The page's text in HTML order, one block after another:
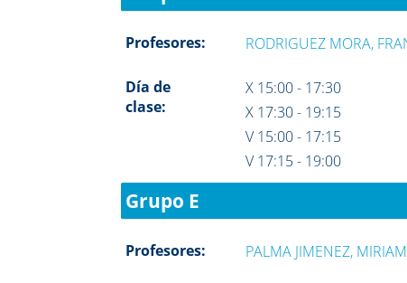
Profesores: RODRIGUEZ MORA,
Día de
clase:
X 15:00 - 17:30
X 17:30 - 19:15
V 15:00 - 17:15
V 17:15 - 19:00
Grupo E
Profesores: PALMA JIMENEZ, MIRIAM